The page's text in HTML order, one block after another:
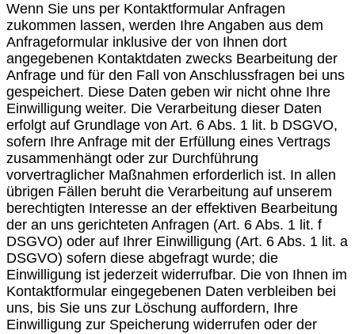
Wenn Sie uns per Kontaktformular Anfragen
zukommen lassen, werden Ihre Angaben aus dem
Anfrageformular inklusive der von Ihnen dort
angegebenen Kontaktdaten zwecks Bearbeitung der
Anfrage und für den Fall von Anschlussfragen bei uns
gespeichert. Diese Daten geben wir nicht ohne Ihre
Einwilligung weiter. Die Verarbeitung dieser Daten
erfolgt auf Grundlage von Art. 6 Abs. 1 lit. b DSGVO,
sofern Ihre Anfrage mit der Erfüllung eines Vertrags
zusammenhängt oder zur Durchführung
vorvertraglicher Maßnahmen erforderlich ist. In allen
übrigen Fällen beruht die Verarbeitung auf unserem
berechtigten Interesse an der effektiven Bearbeitung
der an uns gerichteten Anfragen (Art. 6 Abs. 1 lit. f
DSGVO) oder auf Ihrer Einwilligung (Art. 6 Abs. 1 lit. a
DSGVO) sofern diese abgefragt wurde; die
Einwilligung ist jederzeit widerrufbar. Die von Ihnen im
Kontaktformular eingegebenen Daten verbleiben bei
uns, bis Sie uns zur Löschung auffordern, Ihre
Einwilligung zur Speicherung widerrufen oder der